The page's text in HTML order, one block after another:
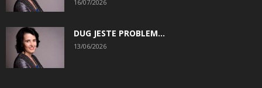
16/07/2026
DUG JESTE PROBLEM…
13/06/2026